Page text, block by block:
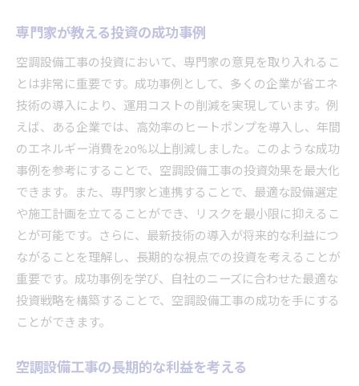
空調設備工事の将来性を考察する
空調設備工事の未来を見据えた戦略
空調設備工事で未来をデザインする
空調設備工事の未来予測と対策
空調設備工事が未来社会に与える影響
空調設備工事の投資を成功させる秘訣
失敗しない空調設備工事の選び方
空調設備工事で成功するための準備
空調設備工事の投資で失敗を防ぐ
空調設備工事の成功事例から学ぶ
空調設備工事の投資で利益を生み出す
空調設備工事の投資で確実な成功を
専門家が教える投資の成功事例
空調設備工事の投資において、専門家の意見を取り入れるこ
とは非常に重要です。成功事例として、多くの企業が省エネ
技術の導入により、運用コストの削減を実現しています。例
えば、ある企業では、高効率のヒートポンプを導入し、年間
のエネルギー消費を20%以上削減しました。このような成功
事例を参考にすることで、空調設備工事の投資効果を最大化
できます。また、専門家と連携することで、最適な設備選定
や施工計画を立てることができ、リスクを最小限に抑えるこ
とが可能です。さらに、最新技術の導入が将来的な利益につ
ながることを理解し、長期的な視点での投資を考えることが
重要です。成功事例を学び、自社のニーズに合わせた最適な
投資戦略を構築することで、空調設備工事の成功を手にする
ことができます。
空調設備工事の長期的な利益を考える